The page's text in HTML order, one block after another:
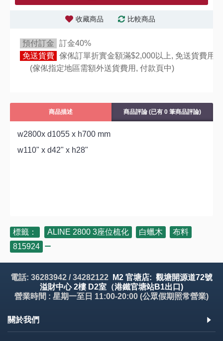
收藏商品 比較商品
預付訂金
訂金40%
免送貨費 傢俬訂單折實金額滿$2,000以上, 免送貨費用,
(傢俬指定地區需額外送貨費用, 付款頁中)
商品描述 商品評論 (已有 0 筆商品評論)
w2800x d1055 x h700 mm
w110" x d42" x h28"
標籤： ALINE 2800 3座位梳化 白蠟木 布料
815924
電話: 36283942 / 34282122
M2 官塘店: 觀塘開源道72號
溢財中心 2樓 D2室（港鐵官塘站B1出口)
營業時間 : 星期一至日 11:00-20:00 (公眾假期照常營業)
關於我們